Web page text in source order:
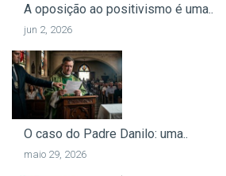
A oposição ao positivismo é uma..
jun 2, 2026
O caso do Padre Danilo: uma..
maio 29, 2026